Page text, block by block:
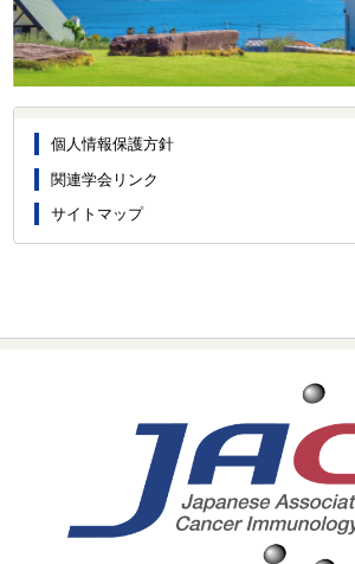
個人情報保護方針
関連学会リンク
サイトマップ